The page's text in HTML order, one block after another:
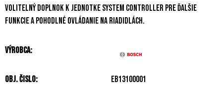
Volitelný doplnok k jednotke System Controller pre ďalšie
funkcie a pohodlné ovládanie na riadidlách.
Výrobca:
Obj. čislo: EB13100001